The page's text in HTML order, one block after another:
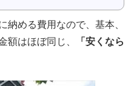
納める費用なので、基本、
額はほぼ同じ、
「安くなら